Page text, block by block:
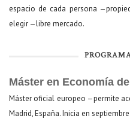
espacio de cada persona
elegir —libre mercado.
Máster en Economía
Máster oficial europeo —permite
Madrid, España. Inicia en